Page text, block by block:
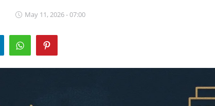
May 11, 2026 - 07:00